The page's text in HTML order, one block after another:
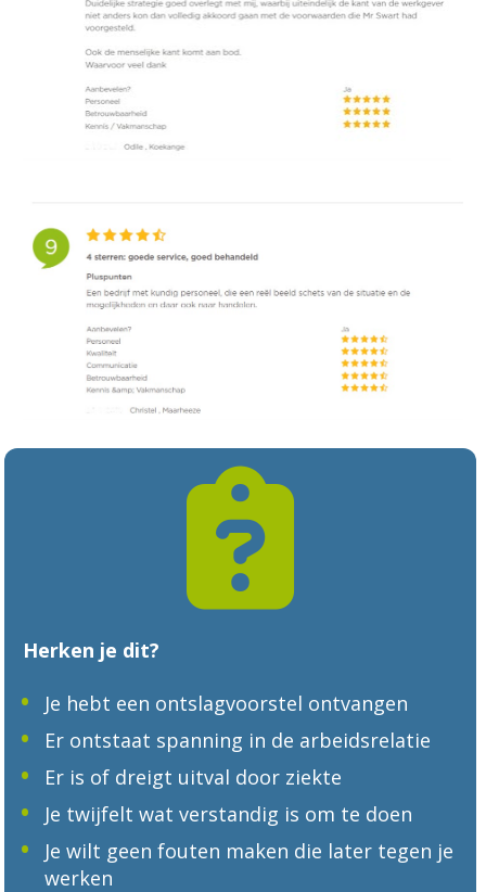
Herken je dit?
Je hebt een ontslagvoorstel ontvangen
Er ontstaat spanning in de arbeidsrelatie
Er is of dreigt uitval door ziekte
Je twijfelt wat verstandig is om te doen
Je wilt geen fouten maken die later tegen je
werken